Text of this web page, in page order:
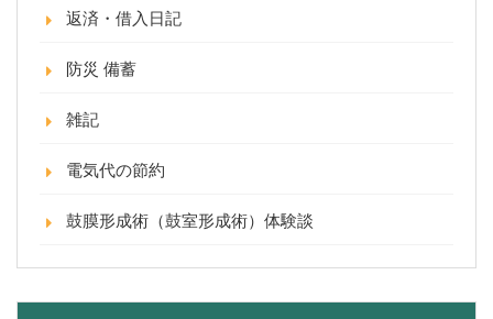
返済・借入日記
防災 備蓄
雑記
電気代の節約
鼓膜形成術（鼓室形成術）体験談